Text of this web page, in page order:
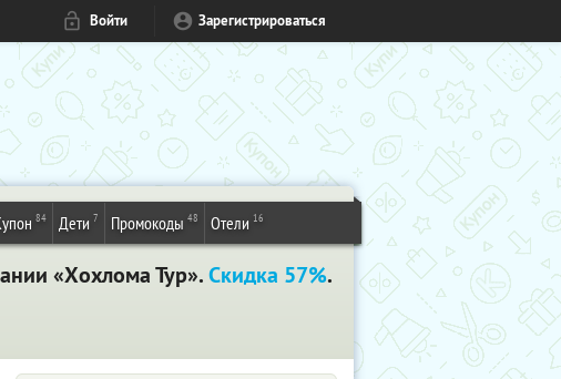
Войти Зарегистрироваться
84 Дети 7 Промокоды 48 Отели 16
«Хохлома Тур».Скидка 57%.